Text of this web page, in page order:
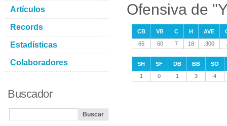
Ofensiva de
CB VB C H AVE
65
60 7 18 .300
SH SF DB BB
SO
1
0 1 3 4
Artículos
Records
Estadísticas
Colaboradores
Buscador